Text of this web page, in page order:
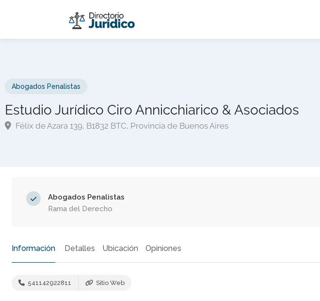
Abogados Penalistas
Estudio Jurídico Ciro Annicchiarico & Asociados
Félix de Azara 139, B1832 BTC, Provincia de Buenos Aires
Abogados Penalistas
Rama del Derecho
Información Detalles Ubicación Opiniones
541142922811 Sitio Web